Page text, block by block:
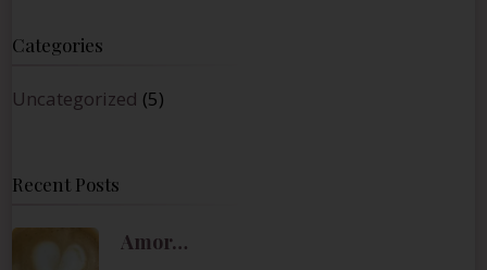
Categories
Uncategorized (5)
Recent Posts
Amor…